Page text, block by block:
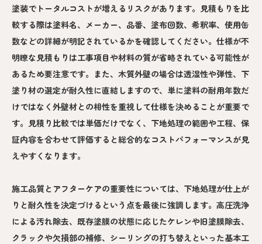
塗装でトータルコストが増えるリスクがあります。見積もりを比
較する際は塗料名、メーカー、品番、塗布回数、希釈率、使用缶
数などの詳細が明記されているかを確認してください。仕様が不
明瞭な見積もりは工事項目や材料の質が省略されている可能性が
あるため要注意です。また、木質外壁の場合は透湿性や弾性、下
塗り材の選定が耐久性に直結しますので、単に塗料の耐用年数だ
けではなく外壁材との相性を重視して仕様を決めることが重要で
す。見積り比較では単価だけでなく、下地処理の範囲や工程、保
証内容を合わせて評価すると総合的なコストパフォーマンスが見
えやすくなります。
施工品質とアフターケアの重要性については、下地処理が仕上が
りと耐久性を決定づけるという点を最後に強調します。高圧洗浄
による汚れ除去、既存塗膜の状態に応じたケレンや旧塗膜除去、
クラックや欠損部の補修、シーリングの打ち替えといった基本工